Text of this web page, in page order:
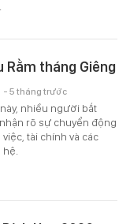
Rằm tháng Giêng
nhiều người bắt
rõ sự chuyển động
tài chính và các
- 5 tháng trước